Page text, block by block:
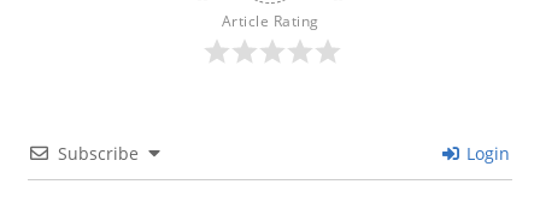
Article Rating
Subscribe Login